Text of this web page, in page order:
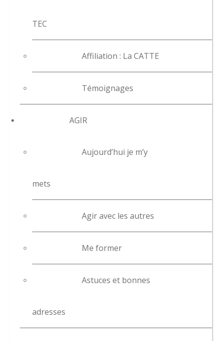
TEC
Affiliation : La CATTE
Témoignages
AGIR
Aujourd’hui je m’y
mets
Agir avec les autres
Me former
Astuces et bonnes
adresses